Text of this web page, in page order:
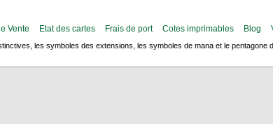
Vente Etat des cartes Frais de port Cotes imprimables Blog
les symboles des extensions, les symboles de mana et le